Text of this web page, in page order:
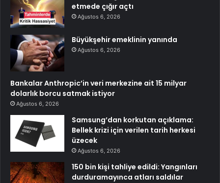
etmede çığır açtı
Ağustos 6, 2026
Büyükşehir emeklinin yanında
Ağustos 6, 2026
Bankalar Anthropic’in veri merkezine ait 15 milyar
dolarlık borcu satmak istiyor
Ağustos 6, 2026
Samsung’dan korkutan açıklama:
Bellek krizi için verilen tarih herkesi
üzecek
Ağustos 6, 2026
150 bin kişi tahliye edildi: Yangınları
durduramayınca atları saldılar